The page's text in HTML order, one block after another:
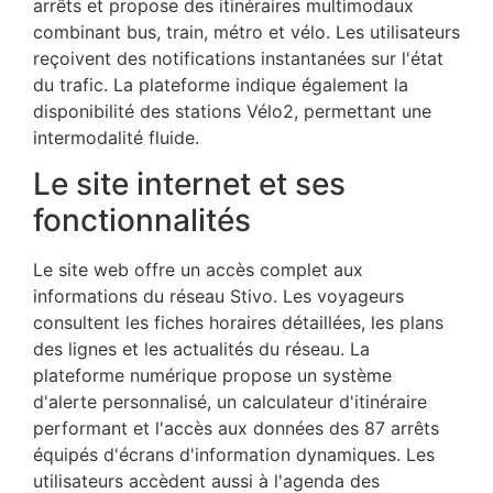
arrêts et propose des itinéraires multimodaux
combinant bus, train, métro et vélo. Les utilisateurs
reçoivent des notifications instantanées sur l'état
du trafic. La plateforme indique également la
disponibilité des stations Vélo2, permettant une
intermodalité fluide.
Le site internet et ses
fonctionnalités
Le site web offre un accès complet aux
informations du réseau Stivo. Les voyageurs
consultent les fiches horaires détaillées, les plans
des lignes et les actualités du réseau. La
plateforme numérique propose un système
d'alerte personnalisé, un calculateur d'itinéraire
performant et l'accès aux données des 87 arrêts
équipés d'écrans d'information dynamiques. Les
utilisateurs accèdent aussi à l'agenda des